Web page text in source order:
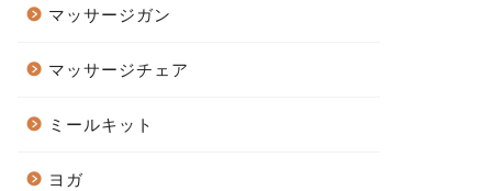
マッサージガン
マッサージチェア
ミールキット
ヨガ